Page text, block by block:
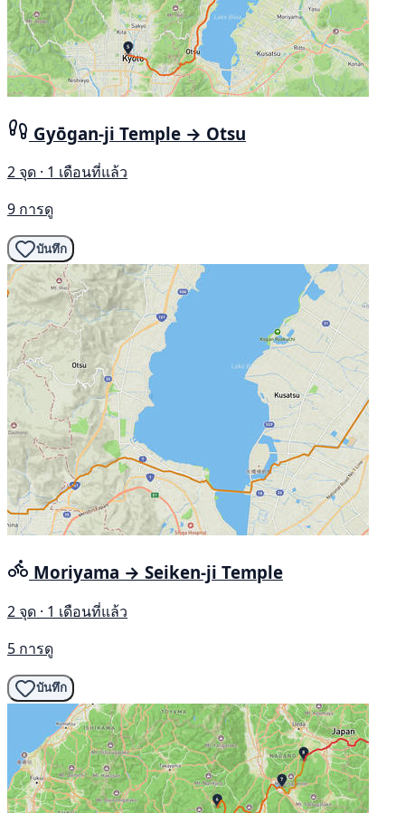
Gyōgan-ji Temple → Otsu
2 จุด · 1 เดือนที่แล้ว
9 การดู
บันทึก
Moriyama → Seiken-ji Temple
2 จุด · 1 เดือนที่แล้ว
5 การดู
บันทึก